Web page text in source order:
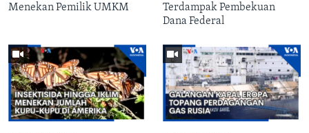
Menekan Pemilik UMKM
Terdampak Pembekuan
Dana Federal